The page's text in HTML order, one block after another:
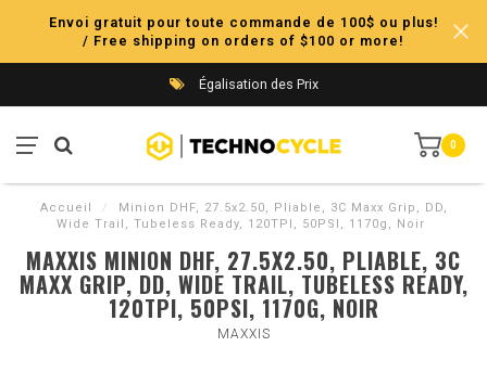
Envoi gratuit pour toute commande de 100$ ou plus!
/ Free shipping on orders of $100 or more!
Égalisation des Prix
0
Accueil /
Minion DHF, 27.5x2.50, Pliable, 3C Maxx Grip, DD,
Wide Trail, Tubeless Ready, 120TPI, 50PSI, 1170g, Noir
MAXXIS MINION DHF, 27.5X2.50, PLIABLE, 3C
MAXX GRIP, DD, WIDE TRAIL, TUBELESS READY,
120TPI, 50PSI, 1170G, NOIR
MAXXIS